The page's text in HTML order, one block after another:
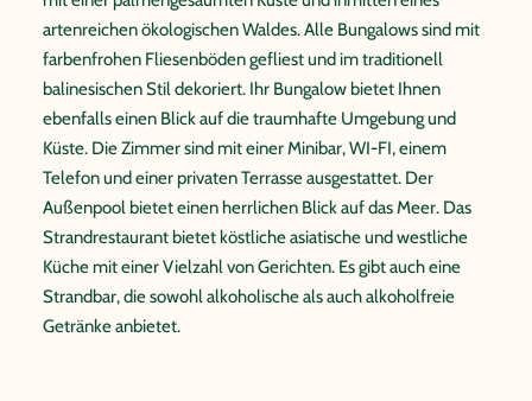
artenreichen ökologischen Waldes. Alle Bungalows sind mit
farbenfrohen Fliesenböden gefliest und im traditionell
balinesischen Stil dekoriert. Ihr Bungalow bietet Ihnen
ebenfalls einen Blick auf die traumhafte Umgebung und
Küste. Die Zimmer sind mit einer Minibar, WI-FI, einem
Telefon und einer privaten Terrasse ausgestattet. Der
Außenpool bietet einen herrlichen Blick auf das Meer. Das
Strandrestaurant bietet köstliche asiatische und westliche
Küche mit einer Vielzahl von Gerichten. Es gibt auch eine
Strandbar, die sowohl alkoholische als auch alkoholfreie
Getränke anbietet.